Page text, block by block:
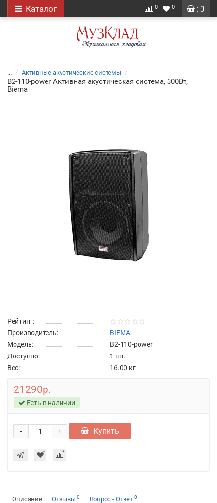
: 0
Каталог 0 0
... Активные акустические системы
B2-110-power Активная акустическая система, 300Вт,
Biema
Рейтинг:
Производитель:
BIEMA
Модель:
B2-110-power
Доступно:
1 шт.
Вес:
16.00 кг
21290р.
Есть в наличии
+
- Купить
Описание Отзывы 0 Вопрос - Ответ 0